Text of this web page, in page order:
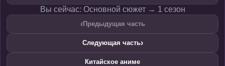
Вы сейчас: Основной сюжет → 1 сезон
‹Предыдущая часть
Следующая часть›
Китайское аниме